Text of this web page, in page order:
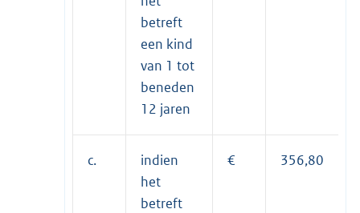
betreft
een kind
van 1 tot
beneden
12 jaren
c.
indien
het
betreft
€ 356,80